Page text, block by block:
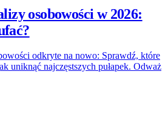
osobowości w 2026:
odkryte na nowo: Sprawdź, które
uniknąć najczęstszych pułapek. Odważ